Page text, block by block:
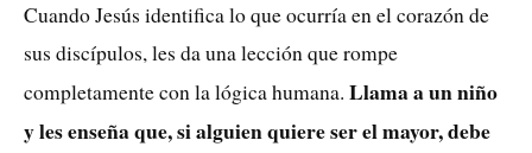
Cuando Jesús identifica lo que ocurría en el corazón de
sus discípulos, les da una lección que rompe
completamente con la lógica humana. Llama a un niño
y les enseña que, si alguien quiere ser el mayor, debe